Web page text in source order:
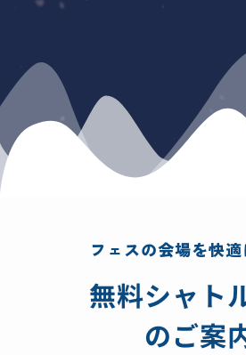
フェスの会場を快適
無料シャト
のご案